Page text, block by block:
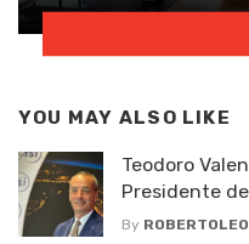
YOU MAY ALSO LIKE
Teodoro
Presidente
By